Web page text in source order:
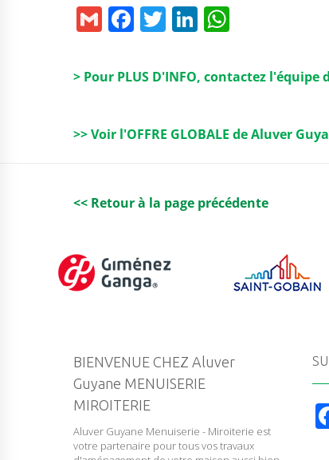
G
m
ai
F
a
c
b
o
k
T
w
it
e
r
Li
n
k
e
dI
n
a
A
p
> Pour PLUS D'INFO, contactez l'équipe
>> Voir l'OFFRE GLOBALE de Aluver
<< Retour à la page précédente
BIENVENUE CHEZ Aluver
Guyane MENUISERIE
MIROITERIE
Aluver Guyane Menuiserie - Miroiterie est
votre partenaire pour tous vos travaux